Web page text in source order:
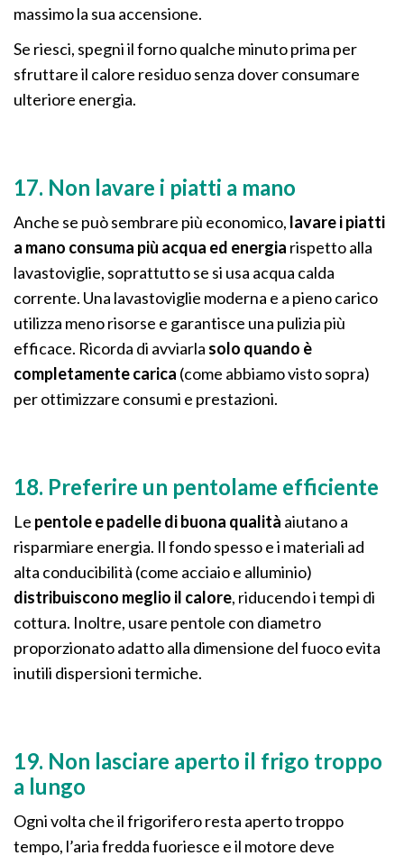
massimo la sua accensione.
Se riesci, spegni il forno qualche minuto prima per
sfruttare il calore residuo senza dover consumare
ulteriore energia.
17. Non lavare i piatti a mano
Anche se può sembrare più economico, lavare i piatti
a mano consuma più acqua ed energia rispetto alla
lavastoviglie, soprattutto se si usa acqua calda
corrente. Una lavastoviglie moderna e a pieno carico
utilizza meno risorse e garantisce una pulizia più
efficace. Ricorda di avviarla solo quando è
completamente carica (come abbiamo visto sopra)
per ottimizzare consumi e prestazioni.
18. Preferire un pentolame efficiente
Le pentole e padelle di buona qualità aiutano a
risparmiare energia. Il fondo spesso e i materiali ad
alta conducibilità (come acciaio e alluminio)
distribuiscono meglio il calore, riducendo i tempi di
cottura. Inoltre, usare pentole con diametro
proporzionato adatto alla dimensione del fuoco evita
inutili dispersioni termiche.
19. Non lasciare aperto il frigo troppo
a lungo
Ogni volta che il frigorifero resta aperto troppo
tempo, l’aria fredda fuoriesce e il motore deve